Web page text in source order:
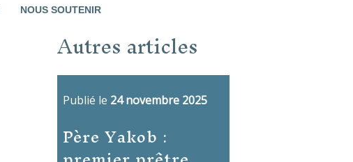
NOUS SOUTENIR
Autres articles
Publié le 24 novembre 2025
Père Yakob :